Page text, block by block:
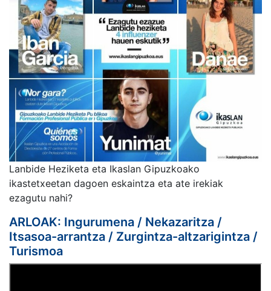
Lanbide Heziketa eta Ikaslan Gipuzkoako
ikastetxeetan dagoen eskaintza eta ate irekiak
ezagutu nahi?
ARLOAK: Ingurumena / Nekazaritza /
Itsasoa-arrantza / Zurgintza-altzarigintza /
Turismoa